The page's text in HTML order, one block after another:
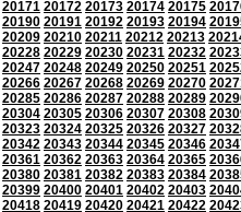
20171 20172 20173 20174 20175
20190 20191 20192 20193 20194
20209 20210 20211 20212 20213
20228 20229 20230 20231 20232
20247 20248 20249 20250 20251
20266 20267 20268 20269 20270
20285 20286 20287 20288 20289
20304 20305 20306 20307 20308
20323 20324 20325 20326 20327
20342 20343 20344 20345 20346
20361 20362 20363 20364 20365
20380 20381 20382 20383 20384
20399 20400 20401 20402 20403
20418 20419 20420 20421 20422